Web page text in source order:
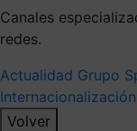
Canales
redes.
Actualidad Grupo
Internacionalización
Volver